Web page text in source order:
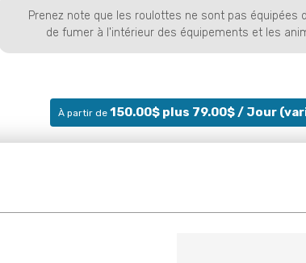
Prenez note que les roulottes ne sont pas équipées
de fumer à l'intérieur des équipements et les
À partir de 150.00$ plus 79.00$/ Jour